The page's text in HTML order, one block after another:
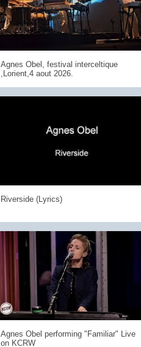
Agnes Obel, festival interceltique
,Lorient,4 aout 2026.
Riverside (Lyrics)
Agnes Obel performing "Familiar" Live
on KCRW